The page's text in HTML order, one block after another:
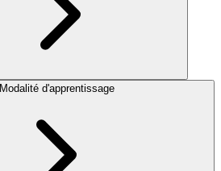
Modalité d'apprentissage